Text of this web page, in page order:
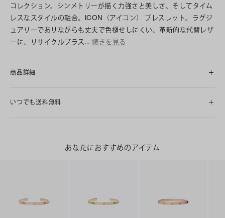
コレクション。シンメトリーが描く力強さと美しさ、そしてタイム
レスなスタイルの融合。ICON（アイコン） ブレスレット。ラグジ
ュアリーでありながらも丈夫で色褪せしにくい、革新的な代替レザ
ーに、リサイクルブラス… 続きを見る
商品詳細
いつでも送料無料
あなたにおすすめのアイテム